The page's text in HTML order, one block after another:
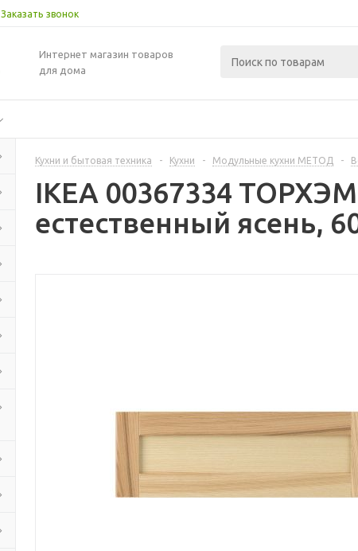
Заказать звонок
Интернет магазин товаров
для дома
Кухни и бытовая техника - Кухни - Модульные кухни МЕТОД -
IKEA 00367334
естественный ясень,